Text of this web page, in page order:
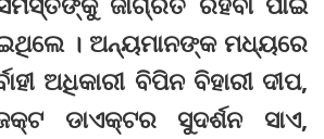
। ଅନ୍ୟମାନଙ୍କ ମଧ୍ୟରେ
ଅଧିକାରୀ ବିପିନ ବିହାରୀ ଦୀପ,
ଡାଏକ୍ଟର ସୁଦର୍ଶନ ସାଏ,